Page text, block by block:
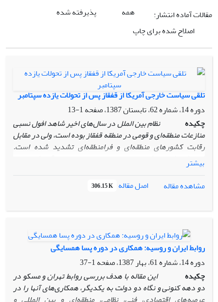
مقالات آماده انتشار: همه
پذیرفته شده
اصلاح شده برای چاپ
تلقی سیاست خارجی آمریکا از قفقاز پس از تحولات یازده سپتامبر
دوره 14، شماره 62، تابستان 1387، صفحه
1-13
چکیده
نظام بین الملل در سال‌های اخیر شاهد افول نسبی
منازعات منطقه‌ای و قومی در منطقه قفقاز بوده است، ولی در مقابل
رقابت کشورهای منطقه‌ای و فرامنطقه‌ای تشدید شده است.
فروپاشی شوروی فرصتی مناسب برای ایالات متحده آمریکا و سایر
کشورهای غربی فراهم نمود تا در جمهوری‌های بازمانده از شوروی
در پی کسب نفوذ و امتیازات ویژه برآیند. قفقاز به‌واسطه اهمیت
است. آذربایجان و گرجستان با جهت‌گیری در مسیر سیاست‌های
مورد تایید آمریکا تمایل زیاد خود را در همراهی با این کشور و
اجرای برنامه‌های آن نشان داده‌اند. ارمنستان نیز علی‌رغم اینکه
سیاست آمریکامدارانه در پیش نگرفته است، اما به ویژه پس از
11 سپتامبر شاهد روابط محکم ایروان با واشنگتن هستیم. این
مقاله تلاشی است برای فهم بهتر تلقی سیاست خارجی آمریکا از
بیشتر
مشاهده مقاله
اصل مقاله 306.15 K
روابط ایران و روسیه: همکاری در دوره پسا همسایگی
دوره 14، شماره 61، بهار 1387، صفحه
1-37
چکیده
این مقاله با هدف بررسی روابط تهران و مسکو در
دو دهه کنونی و نگاه دو دولت به یکدیگر،همکاری‌های آنها را در